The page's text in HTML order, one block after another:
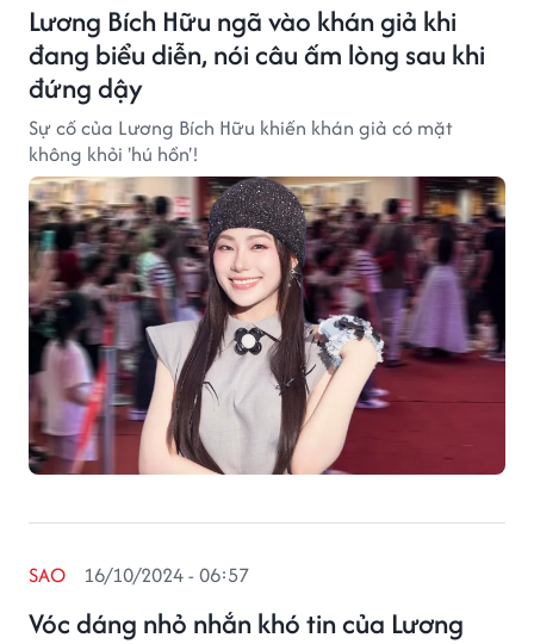
Lương Bích Hữu ngã vào khán giả khi
đang biểu diễn, nói câu ấm lòng sau khi
đứng dậy
Sự cố của Lương Bích Hữu khiến khán giả có mặt
không khỏi 'hú hồn'!
Vóc dáng nhỏ nhắn khó tin của Lương
SAO 16/10/2024 - 06:57